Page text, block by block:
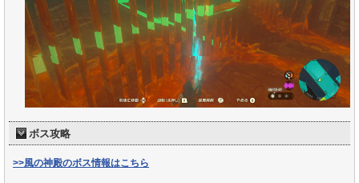
ボス攻略
>>風の神殿のボス情報はこちら